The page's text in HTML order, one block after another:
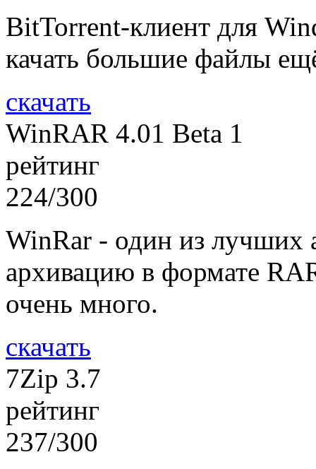
BitTorrent-клиент для
качать большие файлы
скачать
WinRAR 4.01 Beta 1
рейтинг
224/300
WinRar - один из лучших
архивацию в формате
очень много.
скачать
7Zip 3.7
рейтинг
237/300